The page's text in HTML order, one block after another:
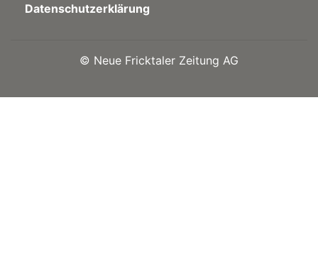
Datenschutzerklärung
© Neue Fricktaler Zeitung AG